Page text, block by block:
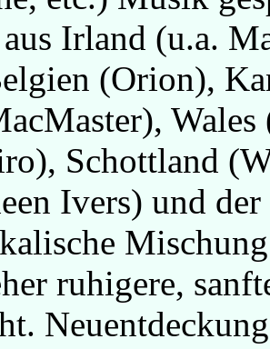
Irland (u.a.
(Orion),
Schottland
Ivers) und
ruhigere,